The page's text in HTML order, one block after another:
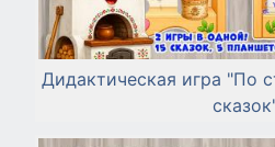
Дидактическая игра "По